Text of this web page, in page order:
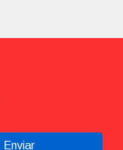
Enviar